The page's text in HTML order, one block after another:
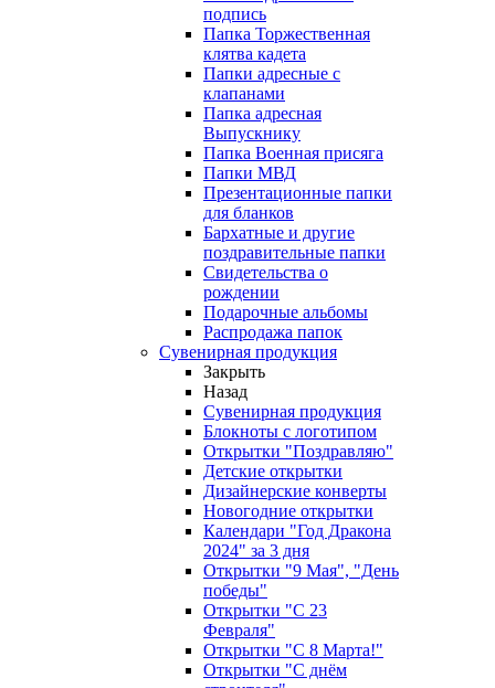
подпись
Папка Торжественная
клятва кадета
Папки адресные с
клапанами
Папка адресная
Выпускнику
Папка Военная присяга
Папки МВД
Презентационные папки
для бланков
Бархатные и другие
поздравительные папки
Свидетельства о
рождении
Подарочные альбомы
Распродажа папок
Сувенирная продукция
Закрыть
Назад
Сувенирная продукция
Блокноты с логотипом
Открытки "Поздравляю"
Детские открытки
Дизайнерские конверты
Новогодние открытки
Календари "Год Дракона
2024" за 3 дня
Открытки "9 Мая", "День
победы"
Открытки "С 23
Февраля"
Открытки "С 8 Марта!"
Открытки "С днём